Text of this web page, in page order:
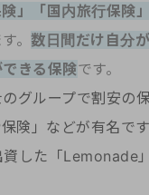
険」「国内旅行保険
。 数日間だけ自分
きる保険です。
グループで割安の
険」などが有名です
した「Lemonade